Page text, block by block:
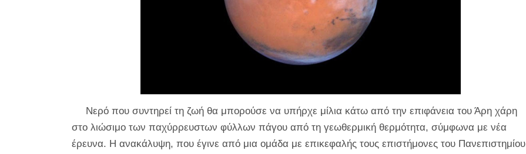
Νερό που συντηρεί τη ζωή θα μπορούσε να υπήρχε μίλια κάτω από την επιφάνεια του Άρη χάρη
στο λιώσιμο των παχύρρευστων φύλλων πάγου από τη γεωθερμική θερμότητα, σύμφωνα με νέα
έρευνα. Η ανακάλυψη, που έγινε από μια ομάδα με επικεφαλής τους επιστήμονες του Πανεπιστημίου